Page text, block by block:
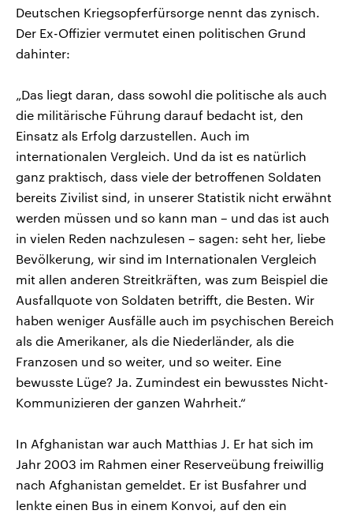
Deutschen Kriegsopferfürsorge nennt das zynisch.
Der Ex-Offizier vermutet einen politischen Grund
dahinter:
„Das liegt daran, dass sowohl die politische als auch
die militärische Führung darauf bedacht ist, den
Einsatz als Erfolg darzustellen. Auch im
internationalen Vergleich. Und da ist es natürlich
ganz praktisch, dass viele der betroffenen Soldaten
bereits Zivilist sind, in unserer Statistik nicht erwähnt
werden müssen und so kann man – und das ist auch
in vielen Reden nachzulesen – sagen: seht her, liebe
Bevölkerung, wir sind im Internationalen Vergleich
mit allen anderen Streitkräften, was zum Beispiel die
Ausfallquote von Soldaten betrifft, die Besten. Wir
haben weniger Ausfälle auch im psychischen Bereich
als die Amerikaner, als die Niederländer, als die
Franzosen und so weiter, und so weiter. Eine
bewusste Lüge? Ja. Zumindest ein bewusstes Nicht-
Kommunizieren der ganzen Wahrheit.“
In Afghanistan war auch Matthias J. Er hat sich im
Jahr 2003 im Rahmen einer Reserveübung freiwillig
nach Afghanistan gemeldet. Er ist Busfahrer und
lenkte einen Bus in einem Konvoi, auf den ein